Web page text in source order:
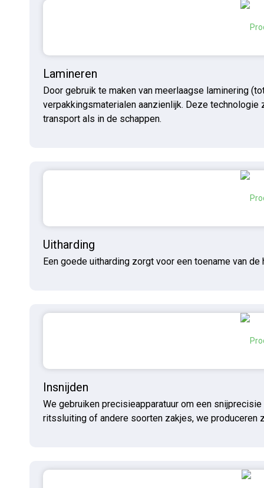
Lamineren
Door gebruik te maken van meerlaagse laminering
verpakkingsmaterialen aanzienlijk. Deze
transport als in de schappen.
Uitharding
Een goede uitharding zorgt voor een toename van
Insnijden
We gebruiken precisieapparatuur om een
ritssluiting of andere soorten zakjes, we produceren